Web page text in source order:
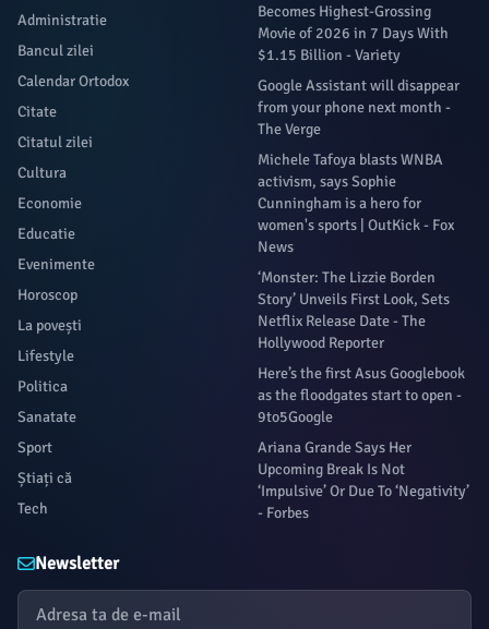
Administratie
Bancul zilei
Calendar Ortodox
Citate
Citatul zilei
Cultura
Economie
Educatie
Evenimente
Horoscop
La povești
Lifestyle
Politica
Sanatate
Sport
Știați că
Tech
Becomes Highest-Grossing
Movie of 2026 in 7 Days With
$1.15 Billion - Variety
Google Assistant will disappear
from your phone next month -
The Verge
Michele Tafoya blasts WNBA
activism, says Sophie
Cunningham is a hero for
women's sports | OutKick - Fox
News
‘Monster: The Lizzie Borden
Story’ Unveils First Look, Sets
Netflix Release Date - The
Hollywood Reporter
Here’s the first Asus Googlebook
as the floodgates start to open -
9to5Google
Ariana Grande Says Her
Upcoming Break Is Not
‘Impulsive’ Or Due To ‘Negativity’
- Forbes
Newsletter